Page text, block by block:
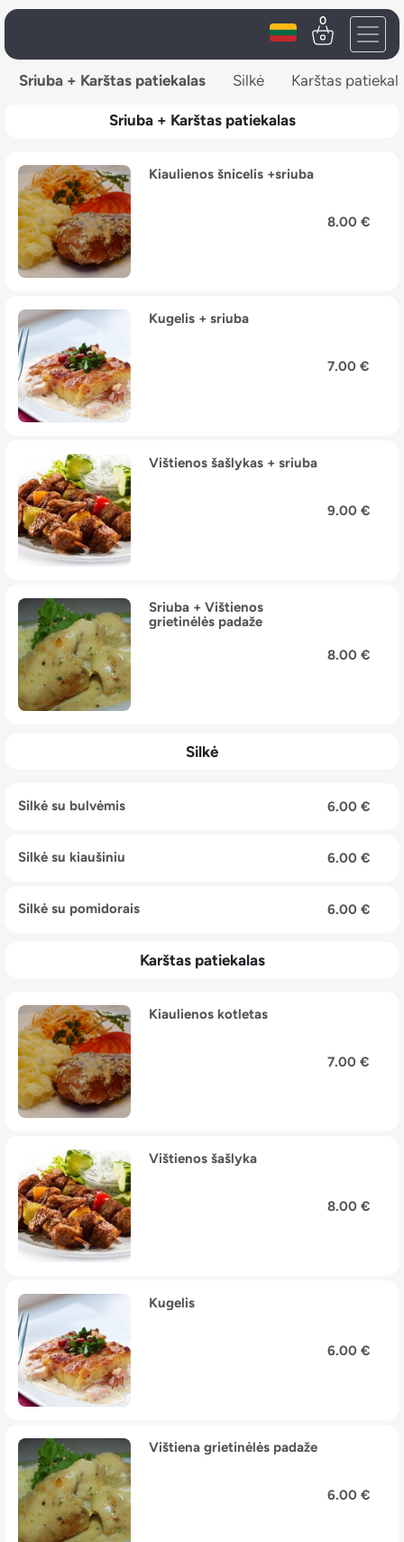
0
Sriuba + Karštas patiekalas Silkė Karštas
Sriuba + Karštas patiekalas
Kiaulienos šnicelis +sriuba
8.00 €
Kugelis + sriuba
7.00 €
Vištienos šašlykas + sriuba
9.00 €
Sriuba + Vištienos
grietinėlės padaže
8.00 €
Silkė
Silkė su bulvėmis 6.00 €
Silkė su kiaušiniu 6.00 €
Silkė su pomidorais 6.00 €
Karštas patiekalas
Kiaulienos kotletas
7.00 €
Vištienos šašlyka
8.00 €
Kugelis
6.00 €
Vištiena grietinėlės padaže
6.00 €